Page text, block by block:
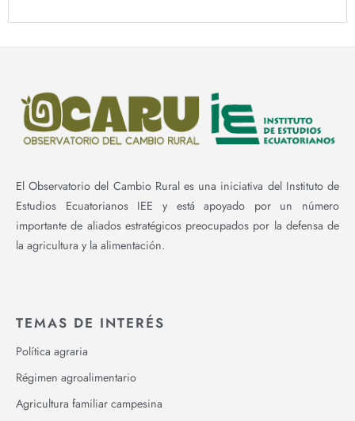
El Observatorio del Cambio Rural es una iniciativa del Instituto de
Estudios Ecuatorianos IEE y está apoyado por un número
importante de aliados estratégicos preocupados por la defensa de
la agricultura y la alimentación.
TEMAS DE INTERÉS
Política agraria
Régimen agroalimentario
Agricultura familiar campesina